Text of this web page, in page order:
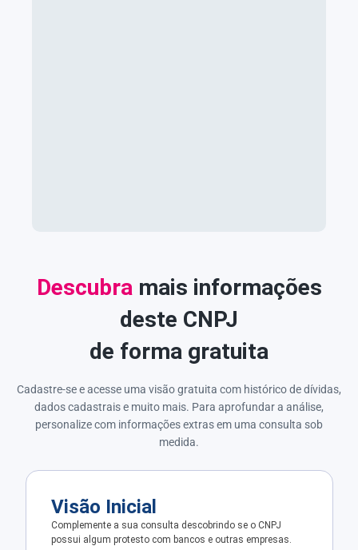
Descubra mais informações
deste CNPJ
de forma gratuita
Cadastre-se e acesse uma visão gratuita com histórico de dívidas,
dados cadastrais e muito mais. Para aprofundar a análise,
personalize com informações extras em uma consulta sob
medida.
Visão Inicial
Complemente a sua consulta descobrindo se o CNPJ
possui algum protesto com bancos e outras empresas.